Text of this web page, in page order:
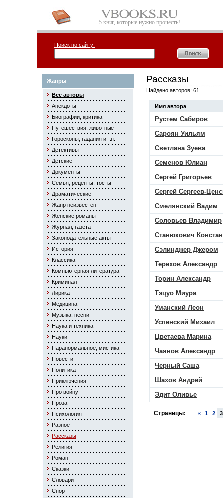
5 книг, которые нужно прочесть!
Поиск по сайту:
Жанры
Все авторы
Анекдоты
Биографии, критика
Путешествия, животные
Гороскопы, гадания и т.п.
Детективы
Детские
Документы
Семья, рецепты, тосты
Драматические
Жанр неизвестен
Женские романы
Журнал, газета
Законодательные акты
История
Классика
Компьютерная литература
Криминал
Лирика
Медицина
Музыка, песни
Наука и техника
Науки
Паранормальное, мистика
Повести
Политика
Приключения
Про войну
Проза
Психология
Разное
Рассказы
Религия
Роман
Сказки
Словари
Спорт
Рассказы
Найдено авторов: 61
Имя автора
Рустем Сабиров
Сароян Уильям
Светлана Зуева
Семенов Юлиан
Сергей Григорьев
Сергей Сергеев-
Смелянский Вадим
Соловьев Владимир
Станюкович
Сэлинджер Джером
Терехов Александр
Торин Александр
Тэцуо Миура
Уманский Леон
Успенский Михаил
Цветаева Марина
Чаянов Александр
Черный Саша
Шахов Андрей
Эдит Оливье
Страницы: « 1 2 3